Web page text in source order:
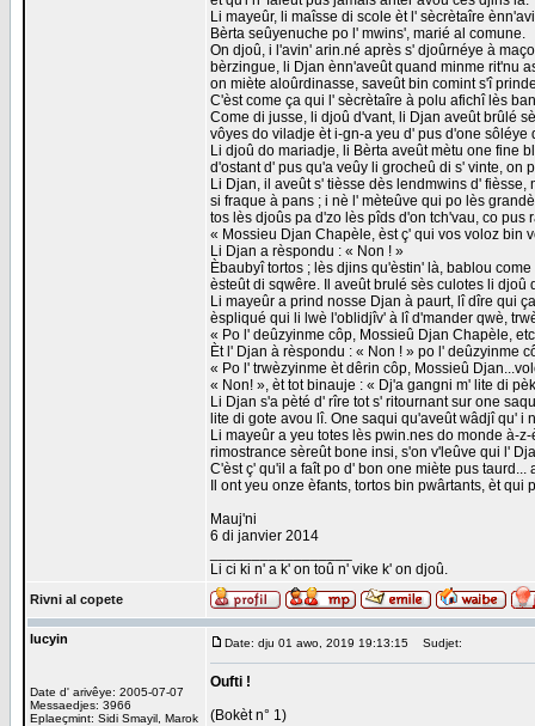
Li mayeûr, li maîsse di scole èt l' sècrètaîre
Bèrta seûyenuche po l' mwins', marié al comune.
On djoû, i l'avin' arin.né après s' djoûrnéye à
bèrzingue, li Djan ènn'aveût quand minme rit'nu
on miète aloûrdinasse, saveût bin comint s'î
C'èst come ça qui l' sècrètaîre à polu afichî lès
Come di jusse, li djoû d'vant, li Djan aveût brûlé
vôyes do viladje èt i-gn-a yeu d' pus d'one
Li djoû do mariadje, li Bèrta aveût mètu one fine
d'ostant d' pus qu'a veûy li grocheû di s' vinte, on
Li Djan, il aveût s' tièsse dès lendmwins d'
si fraque à pans ; i nè l' mèteûve qui po lès
tos lès djoûs pa d'zo lès pîds d'on tch'vau, co pus
« Mossieu Djan Chapèle, èst ç' qui vos voloz bin
Li Djan a rèspondu : « Non ! »
Èbaubyî tortos ; lès djins qu'èstin' là, bablou
èsteût di sqwêre. Il aveût brulé sès culotes li djoû
Li mayeûr a prind nosse Djan à paurt, lî dîre qui
èspliqué qui li lwè l'oblidjîv' à lî d'mander qwè,
« Po l' deûzyinme côp, Mossieû Djan Chapèle,
Èt l' Djan à rèspondu : « Non ! » po l' deûzyinme
« Po l' trwèzyinme èt dêrin côp, Mossieû
« Non! », èt tot binauje : « Dj'a gangni m' lite di
Li Djan s'a pèté d' rîre tot s' ritournant sur one
lite di gote avou lî. One saqui qu'aveût wâdjî qu' i
Li mayeûr a yeu totes lès pwin.nes do monde à-
rimostrance sèreût bone insi, s'on v'leûve qui l'
C'èst ç' qu'il a faît po d' bon one miète pus
Il ont yeu onze èfants, tortos bin pwârtants, èt
Mauj'ni
6 di janvier 2014
Li ci ki n' a k' on toû n' vike k' on djoû.
Rivni al copete
lucyin
Date d' arivêye: 2005-07-07
Messaedjes: 3966
Eplaeçmint: Sidi Smayil, Marok
Date: dju 01 awo, 2019 19:13:15 Sudjet:
Oufti !
(Bokèt n° 1)